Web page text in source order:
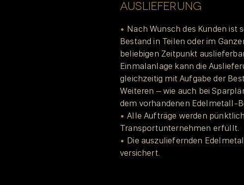
AUSLIEFERUNG
Nach Wunsch des Kunden ist
Bestand in Teilen oder im
beliebigen Zeitpunkt
Einmalanlage kann die
gleichzeitig mit Aufgabe der
Weiteren – wie auch bei
dem vorhandenen Edelmetall-
Alle Aufträge werden
Transportunternehmen erfüllt.
Die auszuliefernden
versichert.